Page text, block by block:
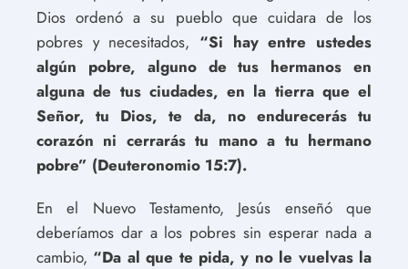
Dios ordenó a su pueblo que cuidara de los
pobres y necesitados, “Si hay entre ustedes
algún pobre, alguno de tus hermanos en
alguna de tus ciudades, en la tierra que el
Señor, tu Dios, te da, no endurecerás tu
corazón ni cerrarás tu mano a tu hermano
pobre” (Deuteronomio 15:7).
En el Nuevo Testamento, Jesús enseñó que
deberíamos dar a los pobres sin esperar nada a
cambio, “Da al que te pida, y no le vuelvas la